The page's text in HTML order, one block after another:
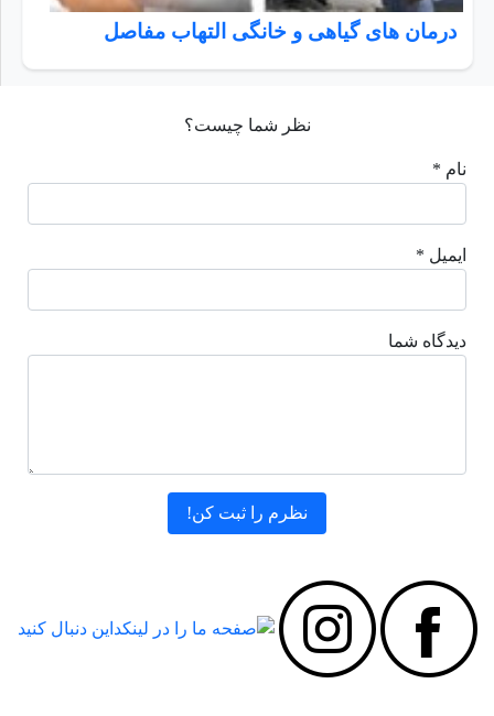
درمان های گیاهی و خانگی التهاب مفاصل
نظر شما چیست؟
نام *
ایمیل *
دیدگاه شما